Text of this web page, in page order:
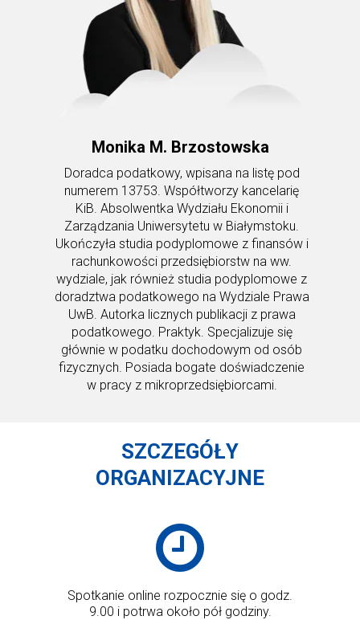
Monika M. Brzostowska
Doradca podatkowy, wpisana na listę pod
numerem 13753. Współtworzy kancelarię
KiB. Absolwentka Wydziału Ekonomii i
Zarządzania Uniwersytetu w Białymstoku.
Ukończyła studia podyplomowe z finansów i
rachunkowości przedsiębiorstw na ww.
wydziale, jak również studia podyplomowe z
doradztwa podatkowego na Wydziale Prawa
UwB. Autorka licznych publikacji z prawa
podatkowego. Praktyk. Specjalizuje się
głównie w podatku dochodowym od osób
fizycznych. Posiada bogate doświadczenie
w pracy z mikroprzedsiębiorcami.
SZCZEGÓŁY
ORGANIZACYJNE
Spotkanie online rozpocznie się o godz.
9.00 i potrwa około pół godziny.